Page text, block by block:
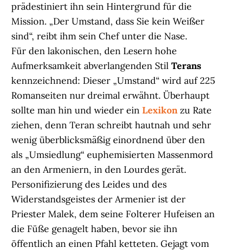
prädestiniert ihn sein Hintergrund für die
Mission. „Der Umstand, dass Sie kein Weißer
sind“, reibt ihm sein Chef unter die Nase.
Für den lakonischen, den Lesern hohe
Aufmerksamkeit abverlangenden StilTerans
kennzeichnend: Dieser „Umstand“ wird auf 225
Romanseiten nur dreimal erwähnt. Überhaupt
sollte man hin und wieder ein Lexikonzu Rate
ziehen, denn Teran schreibt hautnah und sehr
wenig überblicksmäßig einordnend über den
als „Umsiedlung“ euphemisierten Massenmord
an den Armeniern, in den Lourdes gerät.
Personifizierung des Leides und des
Widerstandsgeistes der Armenier ist der
Priester Malek, dem seine Folterer Hufeisen an
die Füße genagelt haben, bevor sie ihn
öffentlich an einen Pfahl ketteten. Gejagt vom